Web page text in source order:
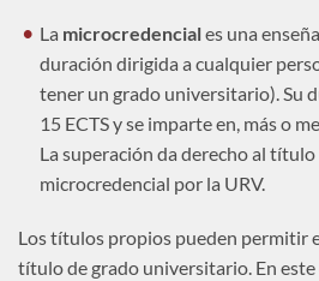
La microcredenciales una
duración dirigida a cualquier
tener un grado universitario). Su
15 ECTS y se imparte en, más o
La superación da derecho al
microcredencial por la URV.
Los títulos propios pueden permitir
título de grado universitario. En este